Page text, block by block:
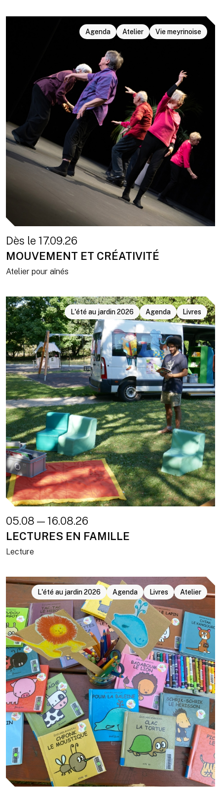
Agenda Atelier Vie meyrinoise
Dès le 17.09.26
MOUVEMENT ET CRÉATIVITÉ
Atelier pour aînés
L'été au jardin 2026 Agenda Livres
05.08 — 16.08.26
LECTURES EN FAMILLE
Lecture
L'été au jardin 2026 Agenda Livres Atelier